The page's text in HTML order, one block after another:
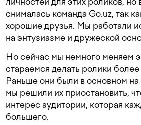
снималась команда Go.uz, так
хорошие друзья. Мы работали
на энтузиазме и дружеской
Но сейчас мы немного меняем
стараемся делать ролики
Раньше они были в основном на
мы решили их приостановить,
интерес аудитории, которая
большего.